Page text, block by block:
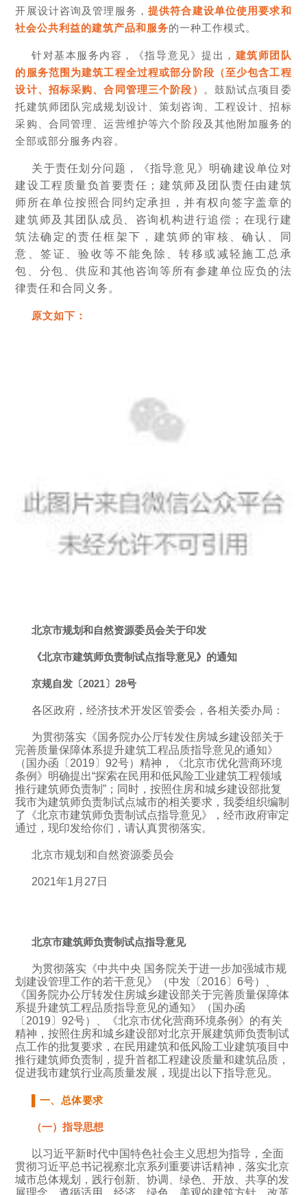
开展设计咨询及管理服务， 提供符合建设单位使用要求和
社会公共利益的建筑产品和服务的一种工作模式。
针对基本服务内容，《指导意见》提出， 建筑师团队
的服务范围为建筑工程全过程或部分阶段（至少包含工程
设计、招标采购、合同管理三个阶段）
。鼓励试点项目委
托建筑师团队完成规划设计、策划咨询、工程设计、招标
采购、合同管理、运营维护等六个阶段及其他附加服务的
全部或部分服务内容。
关于责任划分问题，《指导意见》明确建设单位对
建设工程质量负首要责任；建筑师及团队责任由建筑
师所在单位按照合同约定承担，并有权向签字盖章的
建筑师及其团队成员、咨询机构进行追偿；在现行建
筑法确定的责任框架下，建筑师的审核、确认、同
意、签证、验收等不能免除、转移或减轻施工总承
包、分包、供应和其他咨询等所有参建单位应负的法
律责任和合同义务。
原文如下：
北京市规划和自然资源委员会关于印发
《北京市建筑师负责制试点指导意见》的通知
京规自发〔2021〕28号
各区政府，经济技术开发区管委会，各相关委办局：
为贯彻落实《国务院办公厅转发住房城乡建设部关于
完善质量保障体系提升建筑工程品质指导意见的通知》
（国办函〔2019〕92号）精神，《北京市优化营商环境
条例》明确提出“探索在民用和低风险工业建筑工程领域
推行建筑师负责制”；同时，按照住房和城乡建设部批复
我市为建筑师负责制试点城市的相关要求，我委组织编制
了《北京市建筑师负责制试点指导意见》，经市政府审定
通过，现印发给你们，请认真贯彻落实。
北京市规划和自然资源委员会
2021年1月27日
北京市建筑师负责制试点指导意见
为贯彻落实《中共中央 国务院关于进一步加强城市规
划建设管理工作的若干意见》（中发〔2016〕6号）、
《国务院办公厅转发住房城乡建设部关于完善质量保障体
系提升建筑工程品质指导意见的通知》（国办函
〔2019〕92号）、《北京市优化营商环境条例》的有关
精神，按照住房和城乡建设部对北京开展建筑师负责制试
点工作的批复要求，在民用建筑和低风险工业建筑项目中
推行建筑师负责制，提升首都工程建设质量和建筑品质，
促进我市建筑行业高质量发展，现提出以下指导意见。
一、总体要求
（一）指导思想
以习近平新时代中国特色社会主义思想为指导，全面
贯彻习近平总书记视察北京系列重要讲话精神，落实北京
城市总体规划，践行创新、协调、绿色、开放、共享的发